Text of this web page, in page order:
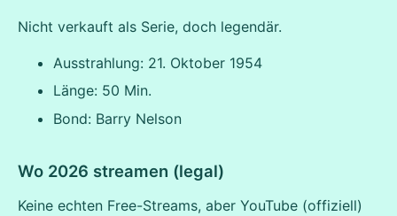
Nicht verkauft als Serie, doch legendär.
Ausstrahlung: 21. Oktober 1954
Länge: 50 Min.
Bond: Barry Nelson
Wo 2026 streamen (legal)
Keine echten Free-Streams, aber YouTube (offiziell)